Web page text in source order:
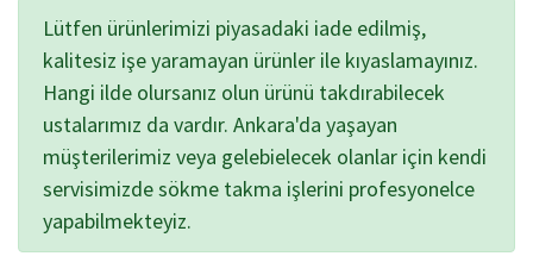
Lütfen ürünlerimizi piyasadaki iade edilmiş,
kalitesiz işe yaramayan ürünler ile kıyaslamayınız.
Hangi ilde olursanız olun ürünü takdırabilecek
ustalarımız da vardır. Ankara'da yaşayan
müşterilerimiz veya gelebielecek olanlar için kendi
servisimizde sökme takma işlerini profesyonelce
yapabilmekteyiz.